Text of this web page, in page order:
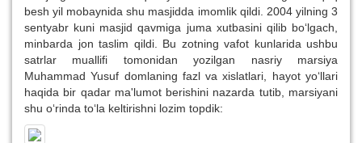
besh yil mobaynida shu masjidda imomlik qildi. 2004 yilning 3
sentyabr kuni masjid qavmiga juma xutbasini qilib bo‘lgach,
minbarda jon taslim qildi. Bu zotning vafot kunlarida ushbu
satrlar muallifi tomonidan yozilgan nasriy marsiya
Muhammad Yusuf domlaning fazl va xislatlari, hayot yo‘llari
haqida bir qadar ma'lumot berishini nazarda tutib, marsiyani
shu o‘rinda to‘la keltirishni lozim topdik: